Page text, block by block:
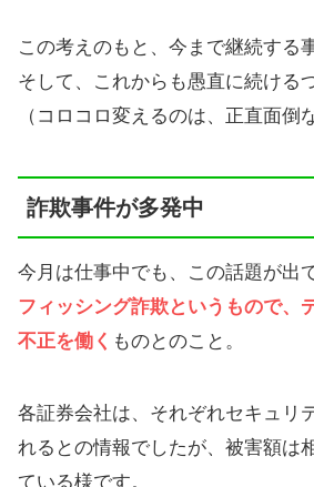
この考えのもと、今まで継続する
そして、これからも愚直に続ける
（コロコロ変えるのは、正直面倒
詐欺事件が多発中
今月は仕事中でも、この話題が出
フィッシング詐欺というもので、
不正を働く ものとのこと。
各証券会社は、それぞれセキュリ
れるとの情報でしたが、被害額は
ている様です。